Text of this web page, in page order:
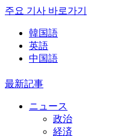
주요 기사 바로가기
韓国語
英語
中国語
最新記事
ニュース
政治
経済